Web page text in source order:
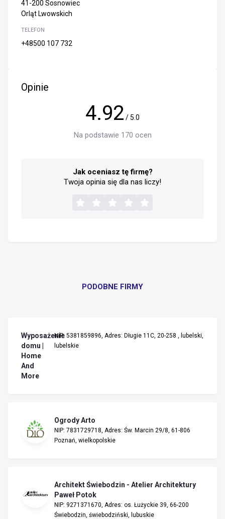
41-200 Sosnowiec
Orląt Lwowskich
TELEFON
+48500 107 732
Opinie
4.92 / 5.0
Na podstawie 170 ocen
Jak oceniasz tę firmę?
Twoja opinia się dla nas liczy!
PODOBNE FIRMY
Wyposażenie
domu |
Home
And
More
NIP: 5381859896, Adres: Długie 11C, 20-258 , lubelski,
lubelskie
Ogrody Arto
NIP: 7831729718, Adres: Św. Marcin 29/8, 61-806
Poznań, wielkopolskie
Architekt Świebodzin - Atelier Architektury
Paweł Potok
NIP: 9271371670, Adres: os. Łużyckie 39, 66-200
Świebodzin, świebodziński, lubuskie